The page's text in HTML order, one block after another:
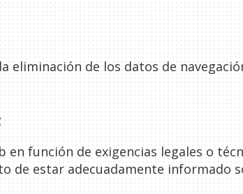
eliminación de los datos de
función de exigencias legales o
de estar adecuadamente informado